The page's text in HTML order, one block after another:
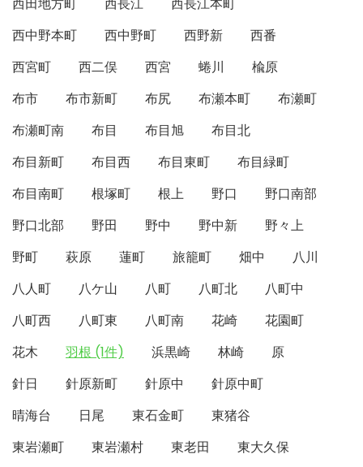
西中野本町
西中野町 西野新
西番
西宮町
西二俣 西宮 蜷川
楡原
布市
布市新町 布尻 布瀬本町
布瀬町
布瀬町南
布目 布目旭
布目北
布目新町
布目西 布目東町
布目緑町
布目南町
根塚町 根上 野口
野口南部
野口北部
野田 野中 野中新
野々上
野町
萩原 蓮町 旅籠町 畑中
八川
八人町
八ケ山 八町 八町北
八町中
八町西
八町東 八町南 花崎
花園町
花木
羽根 (1件) 浜黒崎 林崎
原
針日
針原新町 針原中
針原中町
晴海台
日尾 東石金町
東猪谷
東岩瀬町
東岩瀬村 東老田 東大久保